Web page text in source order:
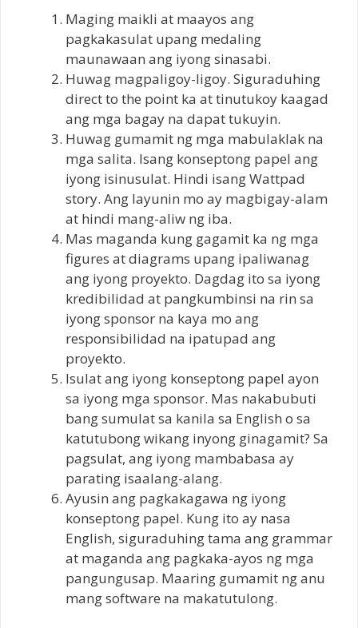
Maging maikli at maayos ang
pagkakasulat upang medaling
maunawaan ang iyong sinasabi.
Huwag magpaligoy-ligoy. Siguraduhing
direct to the point ka at tinutukoy kaagad
ang mga bagay na dapat tukuyin.
Huwag gumamit ng mga mabulaklak na
mga salita. Isang konseptong papel ang
iyong isinusulat. Hindi isang Wattpad
story. Ang layunin mo ay magbigay-alam
at hindi mang-aliw ng iba.
Mas maganda kung gagamit ka ng mga
figures at diagrams upang ipaliwanag
ang iyong proyekto. Dagdag ito sa iyong
kredibilidad at pangkumbinsi na rin sa
iyong sponsor na kaya mo ang
responsibilidad na ipatupad ang
proyekto.
Isulat ang iyong konseptong papel ayon
sa iyong mga sponsor. Mas nakabubuti
bang sumulat sa kanila sa English o sa
katutubong wikang inyong ginagamit? Sa
pagsulat, ang iyong mambabasa ay
parating isaalang-alang.
Ayusin ang pagkakagawa ng iyong
konseptong papel. Kung ito ay nasa
English, siguraduhing tama ang grammar
at maganda ang pagkaka-ayos ng mga
pangungusap. Maaring gumamit ng anu
mang software na makatutulong.